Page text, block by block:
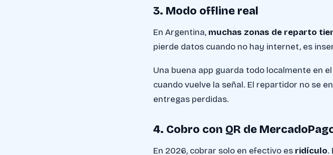
3. Modo offline real
En Argentina, muchas zonas de reparto
pierde datos cuando no hay internet, es
Una buena app guarda todo localmente en
cuando vuelve la señal. El repartidor no se
entregas perdidas.
4. Cobro con QR de
En 2026, cobrar solo en efectivo es ridículo.